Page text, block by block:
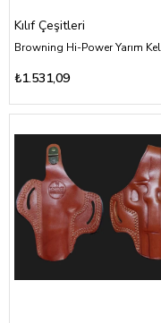
Kılıf Çeşitleri
₺1.531,09